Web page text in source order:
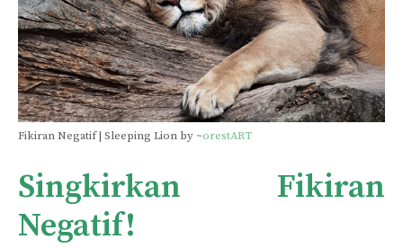
Fikiran Negatif | Sleeping Lion by ~orestART
Singkirkan Fikiran
Negatif!